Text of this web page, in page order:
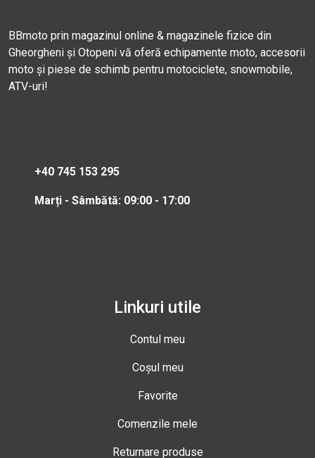
BBmoto prin magazinul online & magazinele fizice din
Gheorgheni și Otopeni vă oferă echipamente moto, accesorii
moto și piese de schimb pentru motociclete, snowmobile,
ATV-uri!
+40 745 153 295
Marți - Sâmbătă: 09:00 - 17:00
Linkuri utile
Contul meu
Coșul meu
Favorite
Comenzile mele
Returnare produse